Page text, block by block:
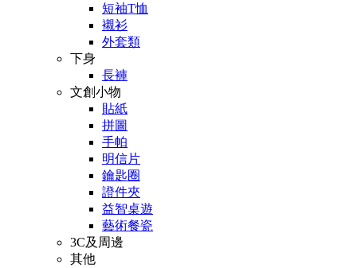
短袖T恤
襯衫
外套類
下身
長褲
文創小物
貼紙
拼圖
手帕
明信片
鑰匙圈
證件夾
益智桌遊
藝術餐瓷
3C及周邊
其他